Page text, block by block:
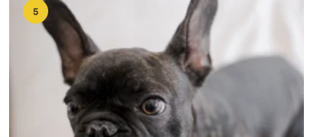
5